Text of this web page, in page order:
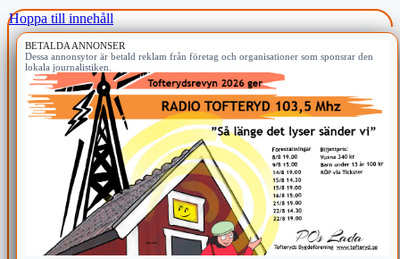
Hoppa till innehåll
BETALDA ANNONSER
Dessa annonsytor är betald reklam från företag och organisationer som sponsrar den
lokala journalistiken.